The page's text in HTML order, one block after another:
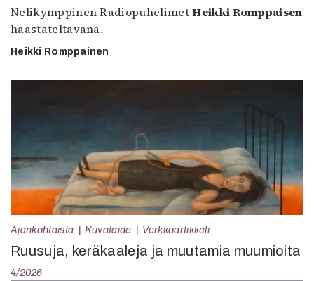
Nelikymppinen RadiopuhelimetHeikki Romppaisen
haastateltavana.
Heikki Romppainen
Ajankohtaista Kuvataide Verkkoartikkeli
Ruusuja, keräkaaleja ja muutamia muumioita
4/2026